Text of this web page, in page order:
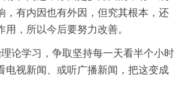
，有内因也有外因，但究其根本，还
用，所以今后要努力改善。
论学习，争取坚持每一天看半个小时
电视新闻、或听广播新闻，把这变成